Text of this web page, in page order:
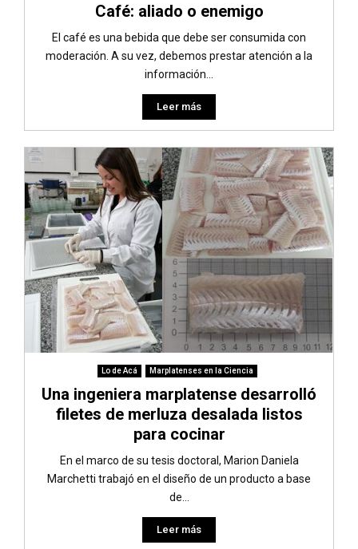
Café: aliado o enemigo
El café es una bebida que debe ser consumida con
moderación. A su vez, debemos prestar atención a la
información...
Leer más
Lo de Acá Marplatenses en la Ciencia
Una ingeniera marplatense desarrolló
filetes de merluza desalada listos
para cocinar
En el marco de su tesis doctoral, Marion Daniela
Marchetti trabajó en el diseño de un producto a base
de...
Leer más